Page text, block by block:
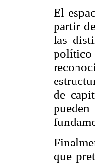
El
partir
las
de
que